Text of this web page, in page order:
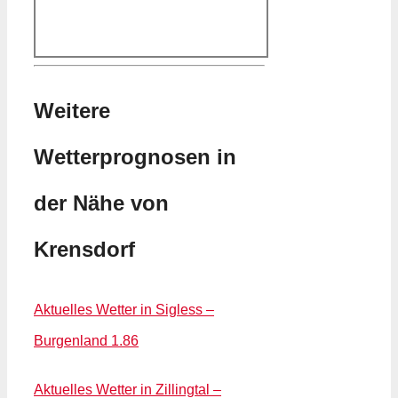
Weitere
Wetterprognosen in
der Nähe von
Krensdorf
Aktuelles Wetter in Sigless –
Burgenland 1.86
Aktuelles Wetter in Zillingtal –